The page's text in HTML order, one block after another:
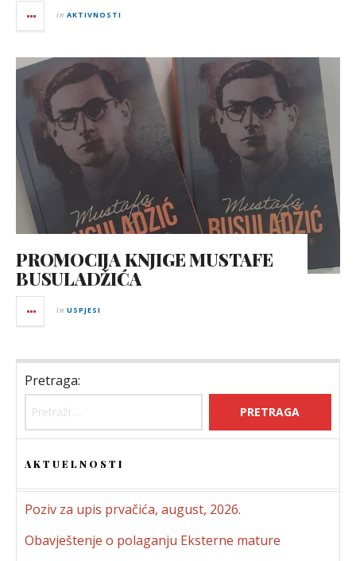
in AKTIVNOSTI
PROMOCIJA KNJIGE MUSTAFE
BUSULADŽIĆA
in USPJESI
Pretraga:
AKTUELNOSTI
Poziv za upis prvačića, august, 2026.
Obavještenje o polaganju Eksterne mature